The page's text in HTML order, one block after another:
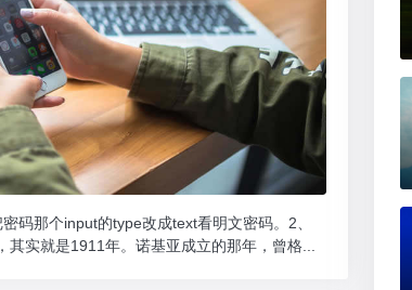
码那个input的type改成text看明文密码。2、
实就是1911年。诺基亚成立的那年，曾格...